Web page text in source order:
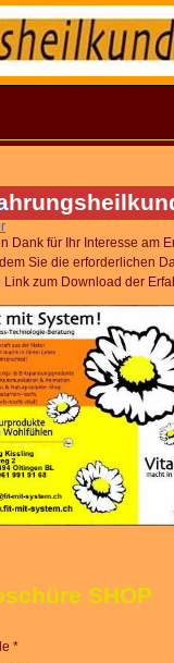
Dank für Ihr Interesse am
Sie die erforderlichen
Link zum Download der
SHOP
*